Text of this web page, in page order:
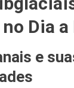
Dia a
e